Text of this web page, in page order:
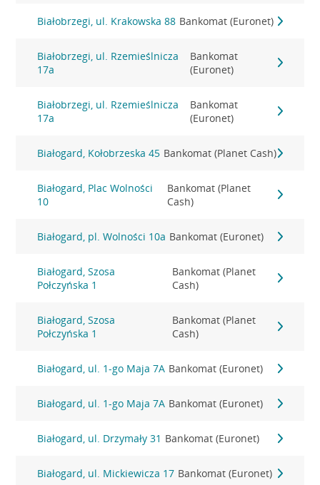
Białobrzegi, ul. Krakowska 88 Bankomat (Euronet)
Białobrzegi, ul. Rzemieślnicza
17a
Bankomat
(Euronet)
Białobrzegi, ul. Rzemieślnicza
17a
Bankomat
(Euronet)
Białogard, Kołobrzeska 45 Bankomat (Planet Cash)
Białogard, Plac Wolności
10
Bankomat (Planet
Cash)
Białogard, pl. Wolności 10a Bankomat (Euronet)
Białogard, Szosa
Połczyńska 1
Bankomat (Planet
Cash)
Białogard, Szosa
Połczyńska 1
Bankomat (Planet
Cash)
Białogard, ul. 1-go Maja 7A Bankomat (Euronet)
Białogard, ul. 1-go Maja 7A Bankomat (Euronet)
Białogard, ul. Drzymały 31 Bankomat (Euronet)
Białogard, ul. Mickiewicza 17 Bankomat (Euronet)